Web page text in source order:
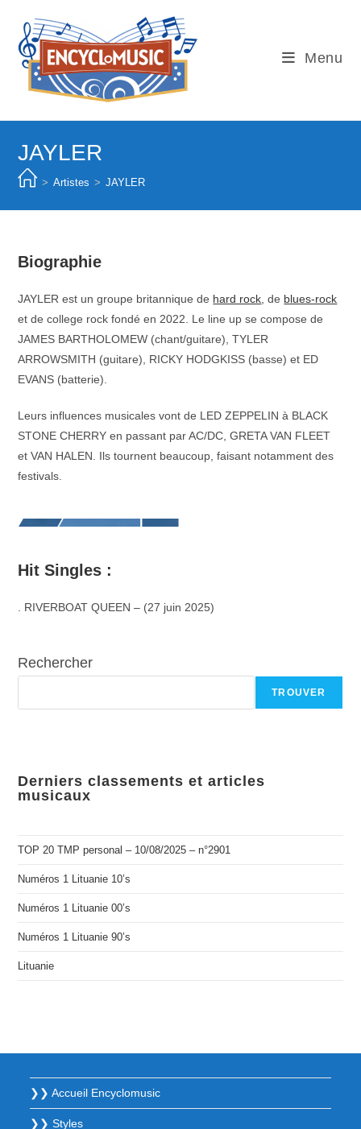
content
Menu
JAYLER
> Artistes > JAYLER
Biographie
JAYLER est un groupe britannique de hard rock , de blues-rock
et de college rock fondé en 2022. Le line up se compose de
JAMES BARTHOLOMEW (chant/guitare), TYLER
ARROWSMITH (guitare), RICKY HODGKISS (basse) et ED
EVANS (batterie).
Leurs influences musicales vont de LED ZEPPELIN à BLACK
STONE CHERRY en passant par AC/DC, GRETA VAN FLEET
et VAN HALEN. Ils tournent beaucoup, faisant notamment des
festivals.
Hit Singles :
. RIVERBOAT QUEEN – (27 juin 2025)
Rechercher
TROUVER
Derniers classements et articles
musicaux
TOP 20 TMP personal – 10/08/2025 – n°2901
Numéros 1 Lituanie 10’s
Numéros 1 Lituanie 00’s
Numéros 1 Lituanie 90’s
Lituanie
❯❯ Accueil Encyclomusic
❯❯ Styles